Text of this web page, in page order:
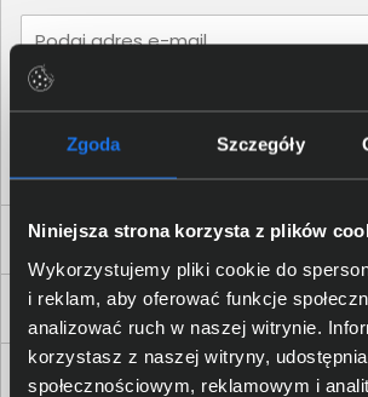
Zgoda Szczegóły
Niniejsza strona korzysta z plików
Wykorzystujemy pliki cookie do
i reklam, aby oferować funkcje
analizować ruch w naszej witrynie.
korzystasz z naszej witryny,
społecznościowym, reklamowym i
Dla Firm i Instytucji
Zakupy
Delkom 2000
Podaj adres e-mail